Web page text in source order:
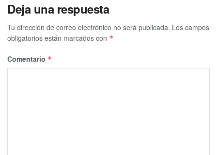
Deja una respuesta
Tu dirección de correo electrónico no será publicada. Los campos
obligatorios están marcados con *
Comentario *